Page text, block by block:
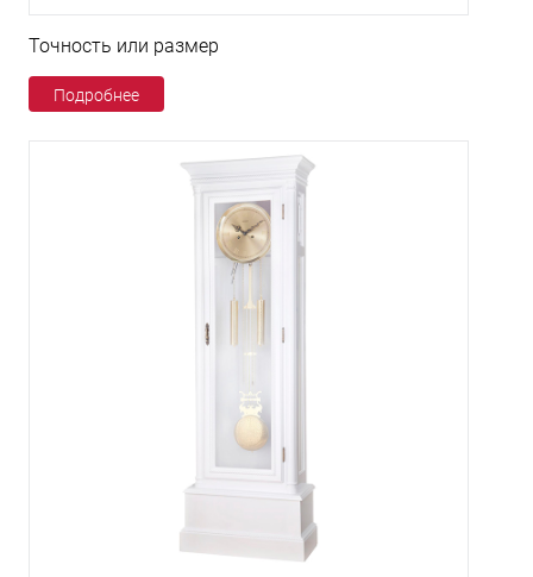
Точность или размер
Подробнее